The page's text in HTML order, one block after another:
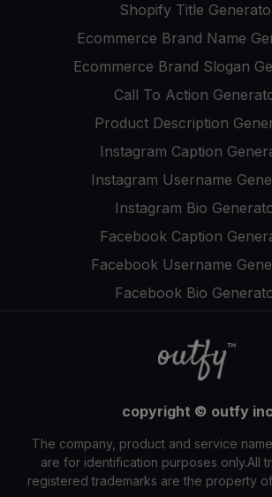
Shopify Title
Ecommerce Brand Name
Ecommerce Brand Slogan
Call To Action
Product Description
Instagram Caption
Instagram Username
Instagram Bio
Facebook Caption
Facebook Username
Facebook Bio
copyright © outfy inc
The company, product and service
are for identification purposes only.All
registered trademarks are the property